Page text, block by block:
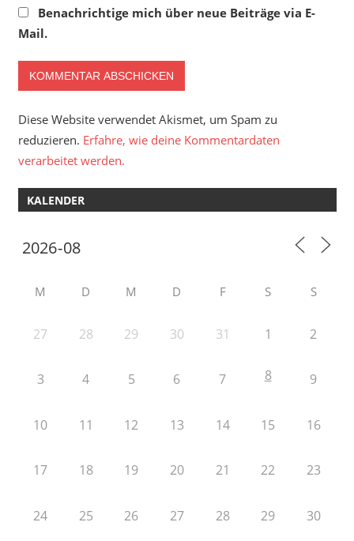
Benachrichtige mich über neue Beiträge via E-
Mail.
Diese Website verwendet Akismet, um Spam zu
reduzieren. Erfahre, wie deine Kommentardaten
verarbeitet werden.
KALENDER
M D M D F S S
27 28 29 30 31 1 2
3 4 5 6 7 8 9
10 11 12 13 14 15 16
17 18 19 20 21 22 23
24 25 26 27 28 29 30